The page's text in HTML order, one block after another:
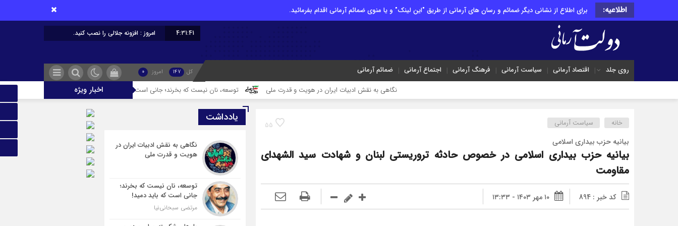
اطلاعیه: برای اطلاع از نشانی دیگر ضمائم و رسان های آرمانی از طریق "این لینک" و یا منوی ضمائم آرمانی اقدام بفرمائید.
4:31:41 امروز : افزونه جلالی را نصب کنید.
روی جلد اقتصاد آرمانی سیاست آرمانی فرهنگ آرمانی اجتماع آرمانی ضمائم آرمانی کل 147 امروز 0
اخبار ویژه نگاهی به نقش ادبیات ایران در هویت و قدرت ملی توسعه، نان نیست که بخرند؛ جانی است که باید دمید! پل‌های شکسته میان مردم و حاکمیت؛
55 خانه سیاست آرمانی
بیانیه حزب بیداری اسلامی
بیانیه حزب بیداری اسلامی در خصوص حادثه تروریستی لبنان و شهادت سید الشهدای
مقاومت
کد خبر : 894 ۱۰ مهر ۱۴۰۳ - ۱۳:۳۳
یادداشت
نگاهی به نقش ادبیات ایران در
هویت و قدرت ملی
توسعه، نان نیست که بخرند؛
جانی است که باید دمید!
مرتضی سبحانی‌نیا